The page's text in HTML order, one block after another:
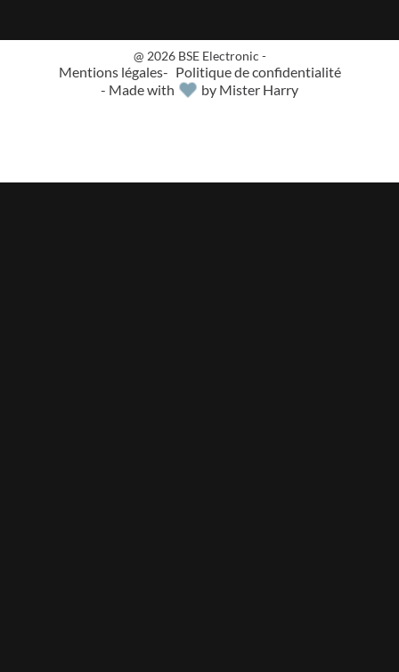
@ 2026 BSE Electronic -
Mentions légales
Politique de confidentialité
- Made with
by Mister Harry